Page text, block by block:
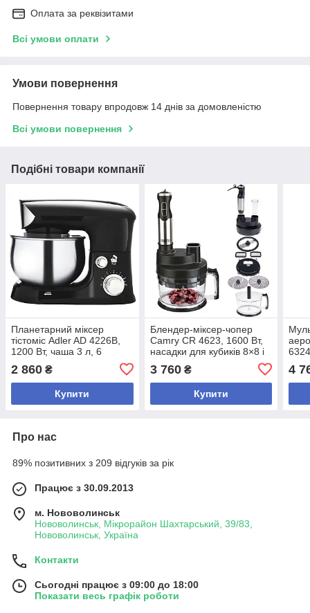
Оплата за реквізитами
Всі умови оплати
Умови повернення
Повернення товару впродовж 14 днів за домовленістю
Всі умови повернення
Подібні товари компанії
Планетарний міксер
тістоміс Adler AD 4226B,
1200 Вт, чаша 3 л, 6
комбайн для тіста та
крему
2 860 ₴
Купити
Блендер-міксер-чопер
Camry CR 4623, 1600 Вт,
насадки для кубиків 8×8 і
контейнер 600 мл,
турборежим, чорний
3 760₴
Купити
4
Про нас
89% позитивних з 209 відгуків за рік
Працює з 30.09.2013
м. Нововолинськ
Нововолинськ, Мікрорайон Шахтарський, 39/83,
Нововолинськ, Україна
Контакти
Сьогодні працює з 09:00 до 18:00
Показати весь графік роботи